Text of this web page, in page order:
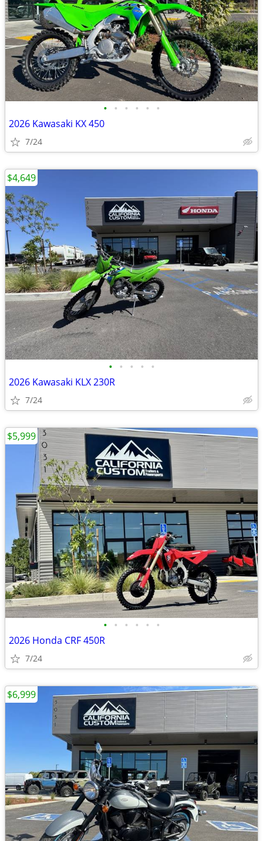
• • • • • •
2026 Kawasaki KX 450
7/24
• • • • •
2026 Kawasaki KLX 230R
7/24
$4,649
• • • • • •
2026 Honda CRF 450R
7/24
$5,999
$6,999